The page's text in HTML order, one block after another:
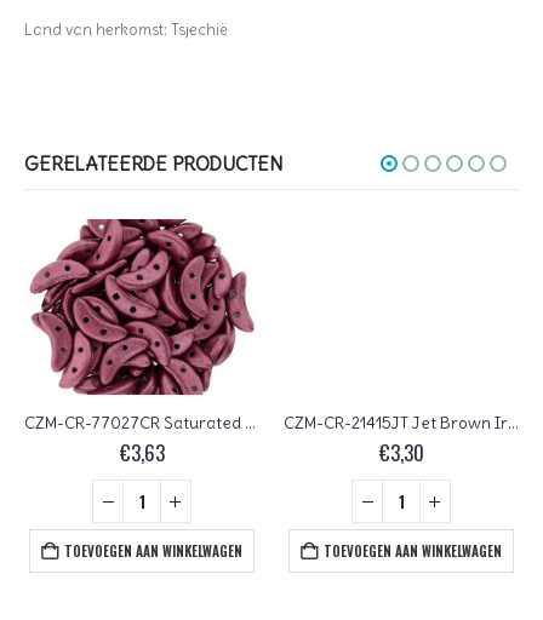
Land van herkomst: Tsjechië
GERELATEERDE PRODUCTEN
CZM-CR-77027CR Saturated Metallic Berry CzechMates 2-hole Crescent Beads, 10×3 mm
€3,63
TOEVOEGEN AAN WINKELWAGEN
CZM-CR-21415JT Jet Brown Iris CzechMates 2-hole Crescent Beads, 10×3 mm
€3,30
TOEVOEGEN AAN WINKELWAGEN